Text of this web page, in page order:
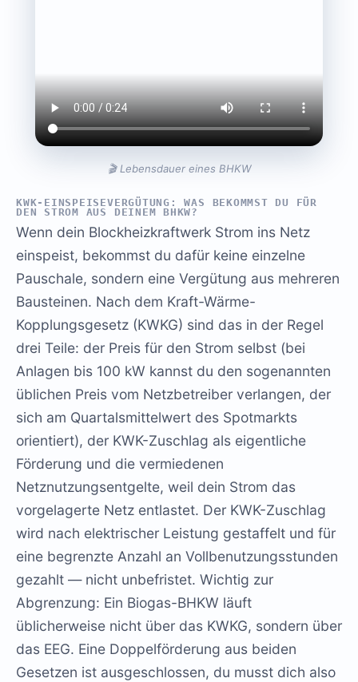
🎬 Lebensdauer eines BHKW
KWK-EINSPEISEVERGÜTUNG: WAS BEKOMMST DU FÜR
DEN STROM AUS DEINEM BHKW?
Wenn dein Blockheizkraftwerk Strom ins Netz
einspeist, bekommst du dafür keine einzelne
Pauschale, sondern eine Vergütung aus mehreren
Bausteinen. Nach dem Kraft-Wärme-
Kopplungsgesetz (KWKG) sind das in der Regel
drei Teile: der Preis für den Strom selbst (bei
Anlagen bis 100 kW kannst du den sogenannten
üblichen Preis vom Netzbetreiber verlangen, der
sich am Quartalsmittelwert des Spotmarkts
orientiert), der KWK-Zuschlag als eigentliche
Förderung und die vermiedenen
Netznutzungsentgelte, weil dein Strom das
vorgelagerte Netz entlastet. Der KWK-Zuschlag
wird nach elektrischer Leistung gestaffelt und für
eine begrenzte Anzahl an Vollbenutzungsstunden
gezahlt — nicht unbefristet. Wichtig zur
Abgrenzung: Ein Biogas-BHKW läuft
üblicherweise nicht über das KWKG, sondern über
das EEG. Eine Doppelförderung aus beiden
Gesetzen ist ausgeschlossen, du musst dich also